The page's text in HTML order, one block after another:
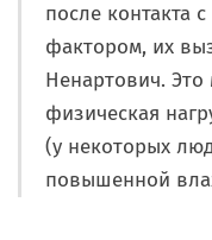
после контакта
фактором, их
Ненартович. Это
физическая
(у некоторых
повышенной